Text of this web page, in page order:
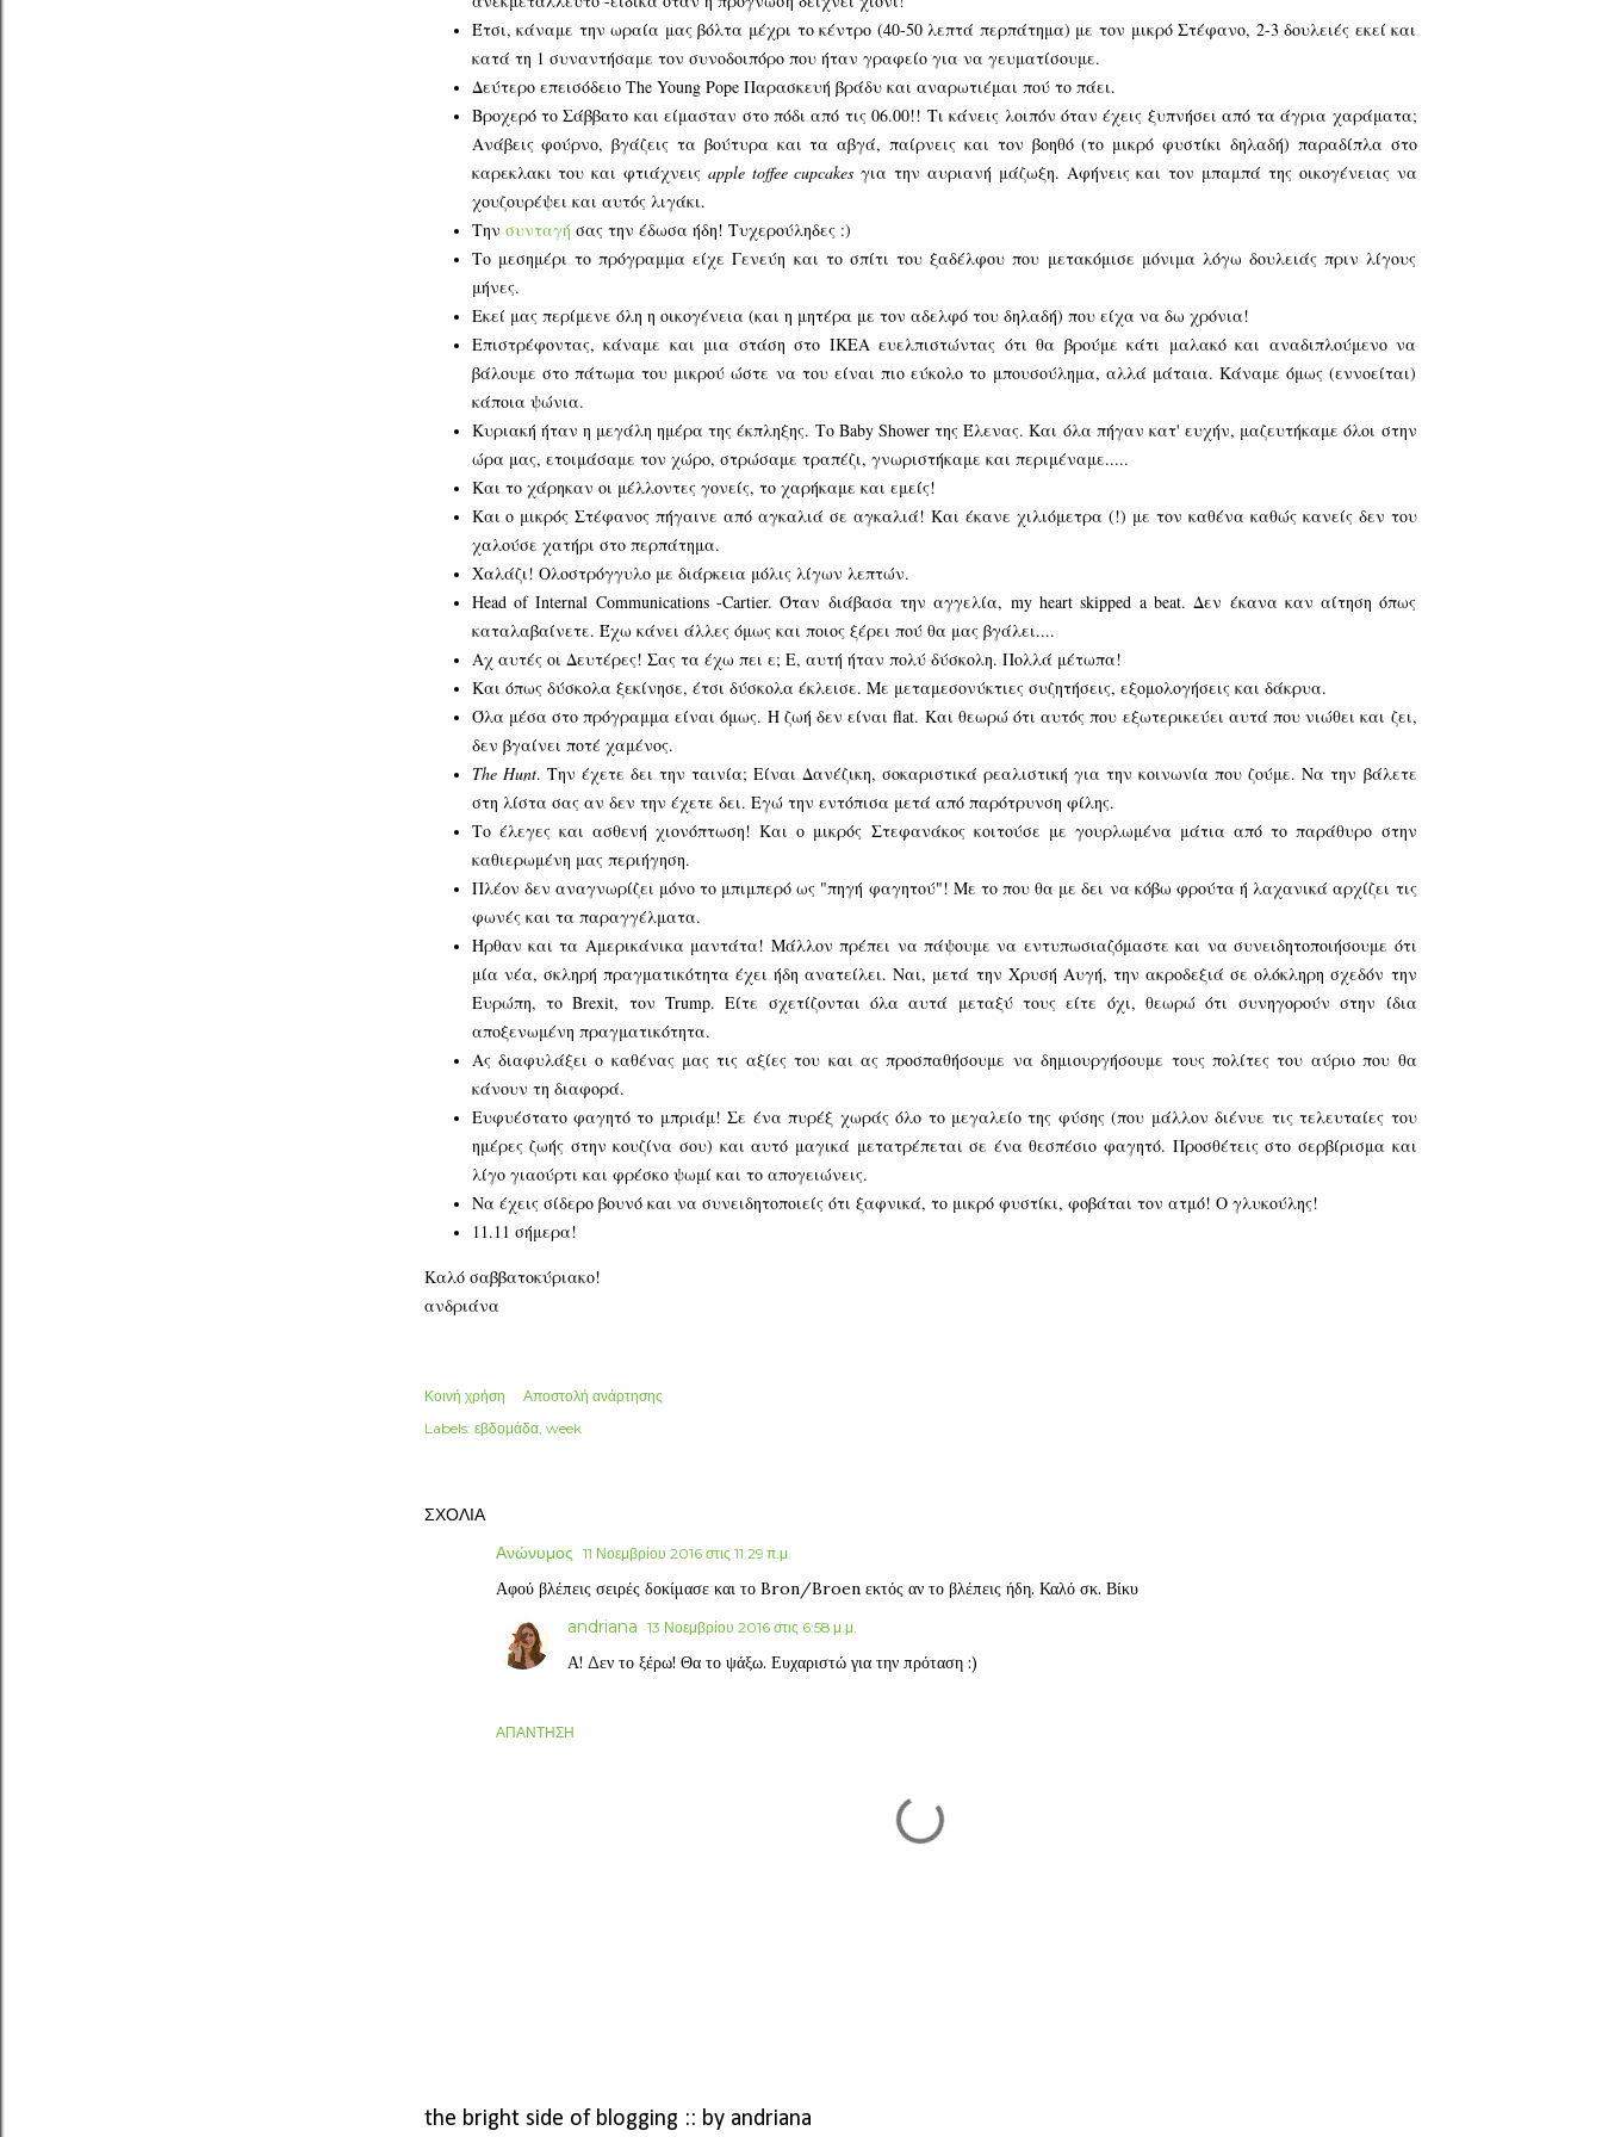
Έτσι, κάναμε την ωραία μας βόλτα μέχρι το κέντρο (40-50 λεπτά περπάτημα) με τον μικρό Στέφανο, 2-3 δουλειές εκεί και
κατά τη 1 συναντήσαμε τον συνοδοιπόρο που ήταν γραφείο για να γευματίσουμε.
Δεύτερο επεισόδειο The Young Pope Παρασκευή βράδυ και αναρωτιέμαι πού το πάει.
Βροχερό το Σάββατο και είμασταν στο πόδι από τις 06.00!! Τι κάνεις λοιπόν όταν έχεις ξυπνήσει από τα άγρια χαράματα;
Ανάβεις φούρνο, βγάζεις τα βούτυρα και τα αβγά, παίρνεις και τον βοηθό (το μικρό φυστίκι δηλαδή) παραδίπλα στο
καρεκλακι του και φτιάχνεις apple toffee cupcakesγια την αυριανή μάζωξη. Αφήνεις και τον μπαμπά της οικογένειας να
χουζουρέψει και αυτός λιγάκι.
Την συνταγή σας την έδωσα ήδη! Τυχερούληδες :)
Το μεσημέρι το πρόγραμμα είχε Γενεύη και το σπίτι του ξαδέλφου που μετακόμισε μόνιμα λόγω δουλειάς πριν λίγους
μήνες.
Εκεί μας περίμενε όλη η οικογένεια (και η μητέρα με τον αδελφό του δηλαδή) που είχα να δω χρόνια!
Επιστρέφοντας, κάναμε και μια στάση στο ΙΚΕΑ ευελπιστώντας ότι θα βρούμε κάτι μαλακό και αναδιπλούμενο να
βάλουμε στο πάτωμα του μικρού ώστε να του είναι πιο εύκολο το μπουσούλημα, αλλά μάταια. Κάναμε όμως (εννοείται)
κάποια ψώνια.
Κυριακή ήταν η μεγάλη ημέρα της έκπληξης. Το Baby Shower της Έλενας. Και όλα πήγαν κατ' ευχήν, μαζευτήκαμε όλοι στην
ώρα μας, ετοιμάσαμε τον χώρο, στρώσαμε τραπέζι, γνωριστήκαμε και περιμέναμε.....
Και το χάρηκαν οι μέλλοντες γονείς, το χαρήκαμε και εμείς!
Και ο μικρός Στέφανος πήγαινε από αγκαλιά σε αγκαλιά! Και έκανε χιλιόμετρα (!) με τον καθένα καθώς κανείς δεν του
χαλούσε χατήρι στο περπάτημα.
Χαλάζι! Ολοστρόγγυλο με διάρκεια μόλις λίγων λεπτών.
Head of Internal Communications -Cartier. Όταν διάβασα την αγγελία, my heart skipped a beat. Δεν έκανα καν αίτηση όπως
καταλαβαίνετε. Έχω κάνει άλλες όμως και ποιος ξέρει πού θα μας βγάλει....
Αχ αυτές οι Δευτέρες! Σας τα έχω πει ε; Ε, αυτή ήταν πολύ δύσκολη. Πολλά μέτωπα!
Και όπως δύσκολα ξεκίνησε, έτσι δύσκολα έκλεισε. Με μεταμεσονύκτιες συζητήσεις, εξομολογήσεις και δάκρυα.
Όλα μέσα στο πρόγραμμα είναι όμως. Η ζωή δεν είναι flat. Και θεωρώ ότι αυτός που εξωτερικεύει αυτά που νιώθει και ζει,
δεν βγαίνει ποτέ χαμένος.
The Hunt. Την έχετε δει την ταινία; Είναι Δανέζικη, σοκαριστικά ρεαλιστική για την κοινωνία που ζούμε. Να την βάλετε
στη λίστα σας αν δεν την έχετε δει. Εγώ την εντόπισα μετά από παρότρυνση φίλης.
Το έλεγες και ασθενή χιονόπτωση! Και ο μικρός Στεφανάκος κοιτούσε με γουρλωμένα μάτια από το παράθυρο στην
καθιερωμένη μας περιήγηση.
Πλέον δεν αναγνωρίζει μόνο το μπιμπερό ως "πηγή φαγητού"! Με το που θα με δει να κόβω φρούτα ή λαχανικά αρχίζει τις
φωνές και τα παραγγέλματα.
Ήρθαν και τα Αμερικάνικα μαντάτα! Μάλλον πρέπει να πάψουμε να εντυπωσιαζόμαστε και να συνειδητοποιήσουμε ότι
μία νέα, σκληρή πραγματικότητα έχει ήδη ανατείλει. Ναι, μετά την Χρυσή Αυγή, την ακροδεξιά σε ολόκληρη σχεδόν την
Ευρώπη, το Brexit, τον Trump. Είτε σχετίζονται όλα αυτά μεταξύ τους είτε όχι, θεωρώ ότι συνηγορούν στην ίδια
αποξενωμένη πραγματικότητα.
Ας διαφυλάξει ο καθένας μας τις αξίες του και ας προσπαθήσουμε να δημιουργήσουμε τους πολίτες του αύριο που θα
κάνουν τη διαφορά.
Ευφυέστατο φαγητό το μπριάμ! Σε ένα πυρέξ χωράς όλο το μεγαλείο της φύσης (που μάλλον διένυε τις τελευταίες του
ημέρες ζωής στην κουζίνα σου) και αυτό μαγικά μετατρέπεται σε ένα θεσπέσιο φαγητό. Προσθέτεις στο σερβίρισμα και
λίγο γιαούρτι και φρέσκο ψωμί και το απογειώνεις.
Να έχεις σίδερο βουνό και να συνειδητοποιείς ότι ξαφνικά, το μικρό φυστίκι, φοβάται τον ατμό! Ο γλυκούλης!
11.11 σήμερα!
Καλό σαββατοκύριακο!
ανδριάνα
Κοινή χρήση
Αποστολή ανάρτησης
Labels: εβδομάδα week
ΣΧΌΛΙΑ
Ανώνυμος 11 Νοεμβρίου 2016 στις 11:29 π.μ.
Αφού βλέπεις σειρές δοκίμασε και το Bron/Broen εκτός αν το βλέπεις ήδη. Καλό σκ. Βίκυ
ΑΠΆΝΤΗΣΗ
andriana 13 Νοεμβρίου 2016 στις 6:58 μ.μ.
Α! Δεν το ξέρω! Θα το ψάξω. Ευχαριστώ για την πρόταση :)
the bright side of blogging :: by andriana